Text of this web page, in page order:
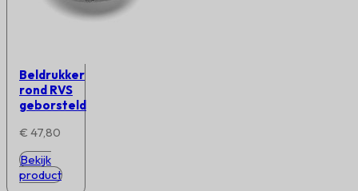
Beldrukker
rond RVS
geborsteld
€ 47,80
Bekijk
product